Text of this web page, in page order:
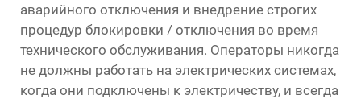
аварийного отключения и внедрение строгих
процедур блокировки / отключения во время
технического обслуживания. Операторы никогда
не должны работать на электрических системах,
когда они подключены к электричеству, и всегда